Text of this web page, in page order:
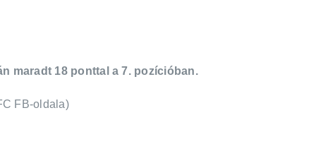
maradt 18 ponttal a 7. pozícióban.
FB-oldala)